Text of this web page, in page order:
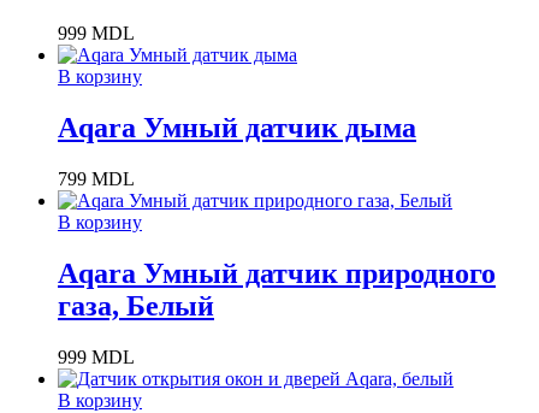
999 MDL
В корзину
Aqara Умный датчик дыма
799 MDL
В корзину
Aqara Умный датчик природного
газа, Белый
999 MDL
В корзину